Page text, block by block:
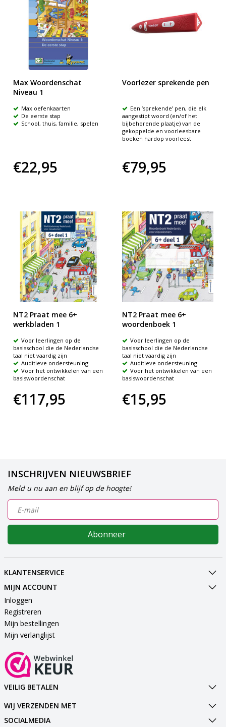
Max Woordenschat
Niveau 1
Max oefenkaarten
De eerste stap
School, thuis, familie, spelen
€22,95
Voorlezer sprekende pen
Een ‘sprekende’ pen, die elk
aangestipt woord (en/of het
bijbehorende plaatje) van de
gekoppelde en voorleesbare
boeken hardop voorleest
€79,95
NT2 Praat mee 6+
werkbladen 1
Voor leerlingen op de
basisschool die de Nederlandse
taal niet vaardig zijn
Auditieve ondersteuning
Voor het ontwikkelen van een
basiswoordenschat
€117,95
NT2 Praat mee 6+
woordenboek 1
Voor leerlingen op de
basisschool die de Nederlandse
taal niet vaardig zijn
Auditieve ondersteuning
Voor het ontwikkelen van een
basiswoordenschat
€15,95
INSCHRIJVEN NIEUWSBRIEF
Meld u nu aan en blijf op de hoogte!
Abonneer
KLANTENSERVICE
MIJN ACCOUNT
Inloggen
Registreren
Mijn bestellingen
Mijn verlanglijst
VEILIG BETALEN
WIJ VERZENDEN MET
SOCIALMEDIA